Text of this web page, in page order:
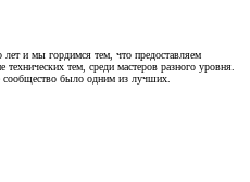
и мы гордимся тем, что предоставляем
технических тем, среди мастеров разного уровня.
было одним из лучших.